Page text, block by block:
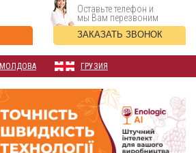
Оставьте телефон и
мы Вам перезвоним
ЗАКАЗАТЬ ЗВОНОК
МОЛДОВА ГРУЗИЯ